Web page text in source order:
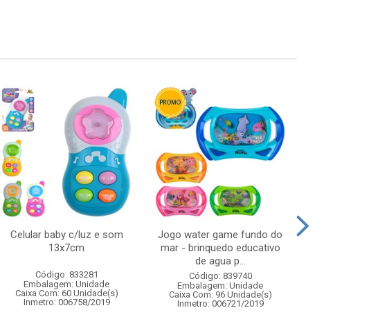
Celular baby c/luz e som
13x7cm
Código: 833281
Embalagem: Unidade
Caixa Com: 60 Unidade(s)
Inmetro: 006758/2019
Jogo water game fundo do
mar - brinquedo educativo
de agua p...
Código: 839740
Embalagem: Unidade
Caixa Com: 96 Unidade(s)
Inmetro: 006721/2019